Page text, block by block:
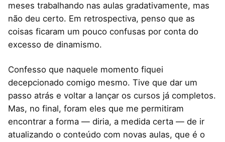
meses trabalhando nas aulas gradativamente, mas
não deu certo. Em retrospectiva, penso que as
coisas ficaram um pouco confusas por conta do
excesso de dinamismo.
Confesso que naquele momento fiquei
decepcionado comigo mesmo. Tive que dar um
passo atrás e voltar a lançar os cursos já completos.
Mas, no final, foram eles que me permitiram
encontrar a forma — diria, a medida certa — de ir
atualizando o conteúdo com novas aulas, que é o